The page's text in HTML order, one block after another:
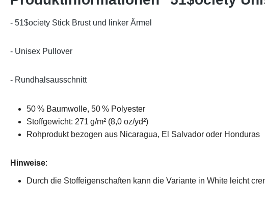
- 51$ociety Stick Brust und linker Ärmel
- Unisex Pullover
- Rundhalsausschnitt
50 % Baumwolle, 50 % Polyester
Stoffgewicht: 271 g/m² (8,0 oz/yd²)
Rohprodukt bezogen aus Nicaragua, El Salvador oder Honduras
Hinweise:
Durch die Stoffeigenschaften kann die Variante in White leicht